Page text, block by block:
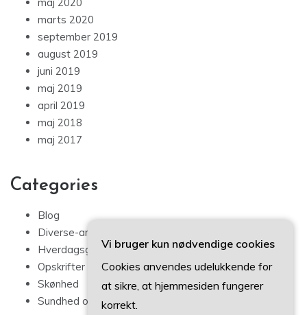
marts 2020
september 2019
august 2019
juni 2019
maj 2019
april 2019
maj 2018
maj 2017
Categories
Blog
Diverse-artikler
Hverdagsglimmer
Opskrifter
Skønhed
Sundhed og Velvære
Vi bruger kun nødvendige cookies
Cookies anvendes udelukkende for
at sikre, at hjemmesiden fungerer
korrekt.